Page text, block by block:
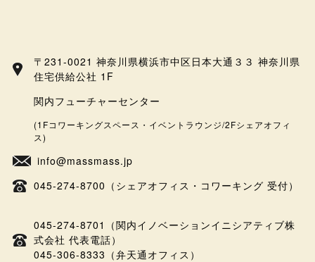
〒231-0021 神奈川県横浜市中区日本大通３３ 神奈川県
住宅供給公社 1F
関内フューチャーセンター
(1Fコワーキングスペース・イベントラウンジ/2Fシェアオフィ
ス)
info@massmass.jp
045-274-8700（シェアオフィス・コワーキング 受付）
045-274-8701（関内イノベーションイニシアティブ株
式会社 代表電話）
045-306-8333（弁天通オフィス）